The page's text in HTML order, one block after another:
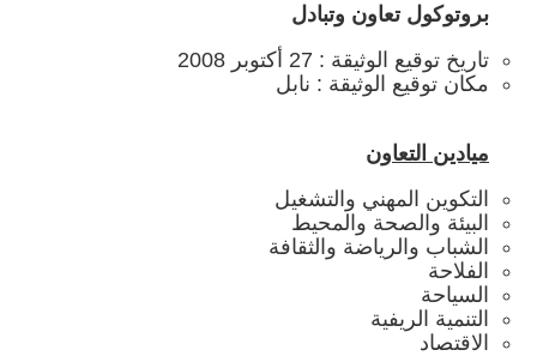
بروتوكول تعاون وتبادل
تاريخ توقيع الوثيقة : 27 أكتوبر 2008
مكان توقيع الوثيقة : نابل
ميادين التعاون
التكوين المهني والتشغيل
البيئة والصحة والمحيط
الشباب والرياضة والثقافة
الفلاحة
السياحة
التنمية الريفية
الاقتصاد